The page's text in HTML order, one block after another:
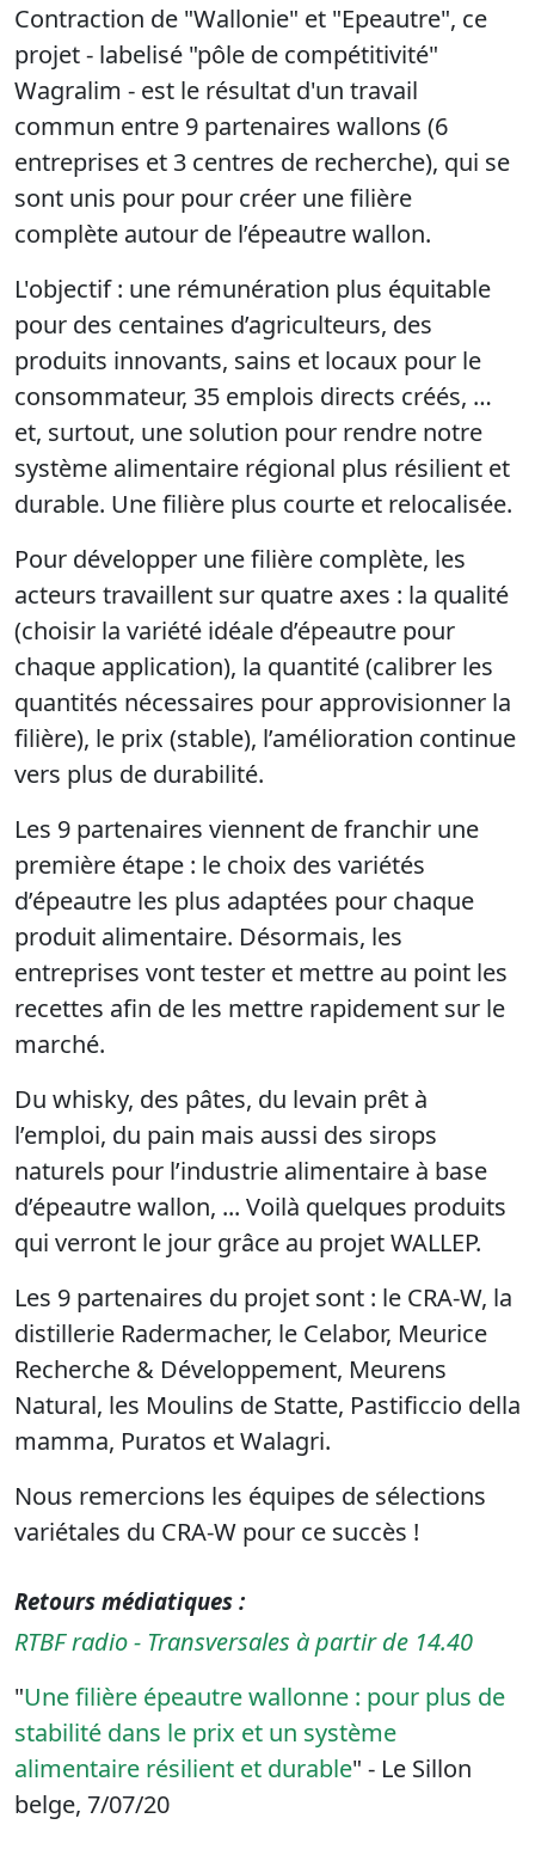
Contraction de "Wallonie" et "Epeautre", ce
projet - labelisé "pôle de compétitivité"
Wagralim - est le résultat d'un travail
commun entre 9 partenaires wallons (6
entreprises et 3 centres de recherche), qui se
sont unis pour pour créer une filière
complète autour de l’épeautre wallon.
L'objectif : une rémunération plus équitable
pour des centaines d’agriculteurs, des
produits innovants, sains et locaux pour le
consommateur, 35 emplois directs créés, …
et, surtout, une solution pour rendre notre
système alimentaire régional plus résilient et
durable. Une filière plus courte et relocalisée.
Pour développer une filière complète, les
acteurs travaillent sur quatre axes : la qualité
(choisir la variété idéale d’épeautre pour
chaque application), la quantité (calibrer les
quantités nécessaires pour approvisionner la
filière), le prix (stable), l’amélioration continue
vers plus de durabilité.
Les 9 partenaires viennent de franchir une
première étape : le choix des variétés
d’épeautre les plus adaptées pour chaque
produit alimentaire. Désormais, les
entreprises vont tester et mettre au point les
recettes afin de les mettre rapidement sur le
marché.
Du whisky, des pâtes, du levain prêt à
l’emploi, du pain mais aussi des sirops
naturels pour l’industrie alimentaire à base
d’épeautre wallon, ... Voilà quelques produits
qui verront le jour grâce au projet WALLEP.
Les 9 partenaires du projet sont : le CRA-W, la
distillerie Radermacher, le Celabor, Meurice
Recherche & Développement, Meurens
Natural, les Moulins de Statte, Pastificcio della
mamma, Puratos et Walagri.
Nous remercions les équipes de sélections
variétales du CRA-W pour ce succès !
Retours médiatiques :
RTBF radio - Transversales à partir de 14.40
"Une filière épeautre wallonne : pour plus de
stabilité dans le prix et un système
alimentaire résilient et durable" - Le Sillon
belge, 7/07/20